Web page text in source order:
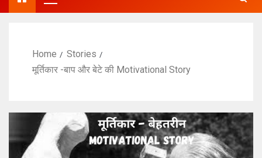
Home
Stories
मूर्तिकार -बाप और बेटे की Motivational Story